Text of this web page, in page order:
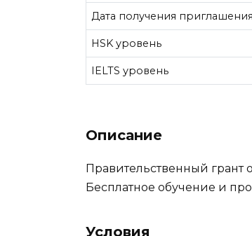
Дата получения приглашения
HSK уровень
IELTS уровень
Описание
Правительственный грант
Бесплатное обучение и
Условия